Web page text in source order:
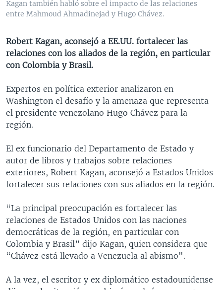
VENEZUELA
NICARAGUA
ECONOMÍA
TECNOLOGÍA
DEPORTES
MULTIMEDIA
FOTOGRAFÍA
AUDIOS
EL MUNDO AL DÍA
FORO INTERAMERICANO
LAS CLAVES
PANORAMA
RADIO
AVANCE INFORMATIVO
BUENOS DÍAS AMÉRICA
ESTADOS UNIDOS AL DÍA
FORO [RADIO]
DEPORTIVO INTERNACIONAL
NOTA ECONÓMICA
ENTRETENIMIENTO
DIRECT
Learning English
Idiomas
Kagan también habló sobre el impacto de las relaciones
entre Mahmoud Ahmadinejad y Hugo Chávez.
Robert Kagan, aconsejó a EE.UU. fortalecer las
relaciones con los aliados de la región, en particular
con Colombia y Brasil.
Expertos en política exterior analizaron en
Washington el desafío y la amenaza que representa
el presidente venezolano Hugo Chávez para la
región.
El ex funcionario del Departamento de Estado y
autor de libros y trabajos sobre relaciones
exteriores, Robert Kagan, aconsejó a Estados Unidos
fortalecer sus relaciones con sus aliados en la región.
“La principal preocupación es fortalecer las
relaciones de Estados Unidos con las naciones
democráticas de la región, en particular con
Colombia y Brasil” dijo Kagan, quien considera que
“Chávez está llevado a Venezuela al abismo".
A la vez, el escritor y ex diplomático estadounidense